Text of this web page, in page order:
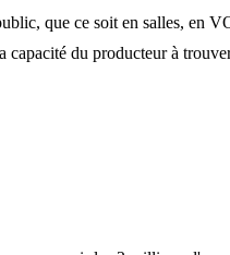
que ce soit en salles, en
capacité du producteur à